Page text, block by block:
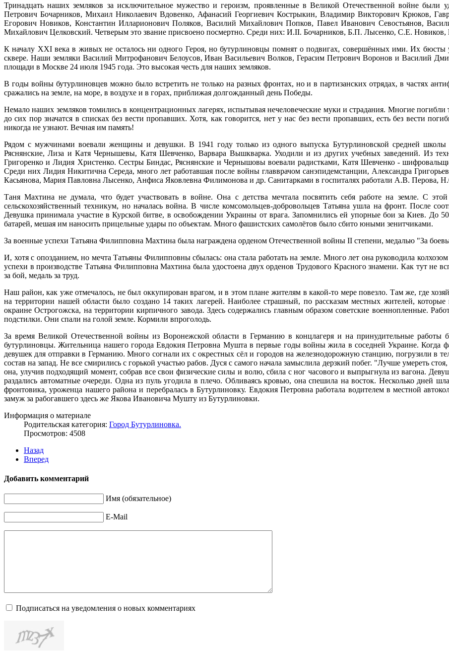
Тринадцать наших земляков за исключительное мужество и героизм, проявленные в Великой Отечественной войне были
Петрович Бочарников, Михаил Николаевич Вдовенко, Афанасий Георгиевич Кострыкин, Владимир Викторович Крюков,
Егорович Новиков, Константин Илларионович Поляков, Василий Михайлович Попков, Павел Иванович Севостьянов,
Михайлович Целковский. Четверым это звание присвоено посмертно. Среди них: И.II. Бочарников, Б.П. Лысенко, С.Е.
К началу XXI века в живых не осталось ни одного Героя, но бутурлиновцы помнят о подвигах, совершённых ими. Их бюсты
сквере. Наши земляки Василий Митрофанович Белоусов, Иван Васильевич Волков, Герасим Петрович Воронов и Василий
площади в Москве 24 июля 1945 года. Это высокая честь для наших земляков.
В годы войны бутурлиновцев можно было встретить не только на разных фронтах, но и в партизанских отрядах, в частях
сражались на земле, на море, в воздухе и в горах, приближая долгожданный день Победы.
Немало наших земляков томились в концентрационных лагерях, испытывая нечеловеческие муки и страдания. Многие
до сих пор значатся в списках без вести пропавших. Хотя, как говорится, нет у нас без вести пропавших, есть без вести
никогда не узнают. Вечная им память!
Рядом с мужчинами воевали женщины и девушки. В 1941 году только из одного выпуска Бутурлиновской средней
Ряснянские, Лиза и Катя Чернышевы, Катя Шевченко, Варвара Вышкварка. Уходили и из других учебных заведений. Из
Григоренко и Лидия Христенко. Сестры Биндас, Ряснянские и Чернышовы воевали радистками, Катя Шевченко -
Среди них Лидия Никитична Середа, много лет работавшая после войны главврачом санэпидемстанции, Александра
Касьянова, Мария Павловна Лысенко, Анфиса Яковлевна Филимонова и др. Санитарками в госпиталях работали А.В. Перова,
Таня Махтина не думала, что будет участвовать в войне. Она с детства мечтала посвятить себя работе на земле. С
сельскохозяйственный техникум, но началась война. В числе комсомольцев-добровольцев Татьяна ушла на фронт. После
Девушка принимала участие в Курской битве, в освобождении Украины от врага. Запомнились ей упорные бои за Киев. До
батарей, мешая им наносить прицельные удары по объектам. Много фашистских самолётов было сбито юными зенитчиками.
За военные успехи Татьяна Филипповна Махтина была награждена орденом Отечественной войны II степени, медалью "За
И, хотя с опозданием, но мечта Татьяны Филипповны сбылась: она стала работать на земле. Много лет она руководила
успехи в производстве Татьяна Филипповна Махтина была удостоена двух орденов Трудового Красного знамени. Как тут не
за бой, медаль за труд.
Наш район, как уже отмечалось, не был оккупирован врагом, и в этом плане жителям в какой-то мере повезло. Там же, где
на территории нашей области было создано 14 таких лагерей. Наиболее страшный, по рассказам местных жителей,
окраине Острогожска, на территории кирпичного завода. Здесь содержались главным образом советские военнопленные.
подстилки. Они спали на голой земле. Кормили впроголодь.
За время Великой Отечественной войны из Воронежской области в Германию в концлагеря и на принудительные работы
бутурлиновцы. Жительница нашего города Евдокия Петровна Мушта в первые годы войны жила в соседней Украине. Когда
девушек для отправки в Германию. Много согнали их с окрестных сёл и городов на железнодорожную станцию, погрузили в
состав на запад. Не все смирились с горькой участью рабов. Дуся с самого начала замыслила дерзкий побег. "Лучше умереть
она, улучив подходящий момент, собрав все свои физические силы и волю, сбила с ног часового и выпрыгнула из вагона.
раздались автоматные очереди. Одна из пуль угодила в плечо. Обливаясь кровью, она спешила на восток. Несколько дней
фронтовика, уроженца нашего района и перебралась в Бутурлиновку. Евдокия Петровна работала водителем в местной
замуж за рабогавшего здесь же Якова Ивановича Мушту из Бутурлиновки.
Информация о материале
Родительская категория: Город Бутурлиновка.
Просмотров: 4508
Назад
Вперед
Добавить комментарий
Имя (обязательное)
E-Mail
Подписаться на уведомления о новых комментариях